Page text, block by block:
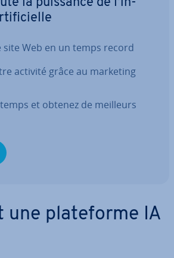
site Web en un temps record
activité grâce au marketing
et obtenez de meilleurs
une pla­te­forme IA